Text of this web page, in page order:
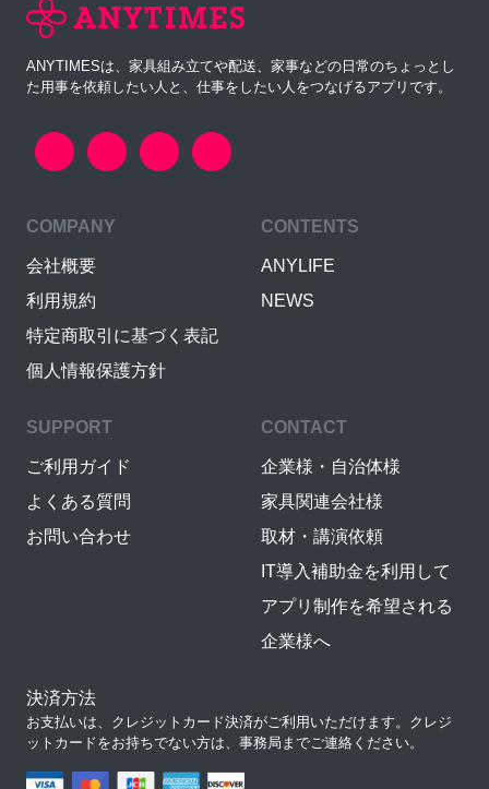
ANYTIMESは、家具組み立てや配送、家事などの日常のちょっとし
た用事を依頼したい人と、仕事をしたい人をつなげるアプリです。
COMPANY
会社概要
利用規約
特定商取引に基づく表記
個人情報保護方針
CONTENTS
ANYLIFE
NEWS
SUPPORT
ご利用ガイド
よくある質問
お問い合わせ
CONTACT
企業様・自治体様
家具関連会社様
取材・講演依頼
IT導入補助金を利用して
アプリ制作を希望される
企業様へ
決済方法
お支払いは、クレジットカード決済がご利用いただけます。クレジ
ットカードをお持ちでない方は、事務局までご連絡ください。